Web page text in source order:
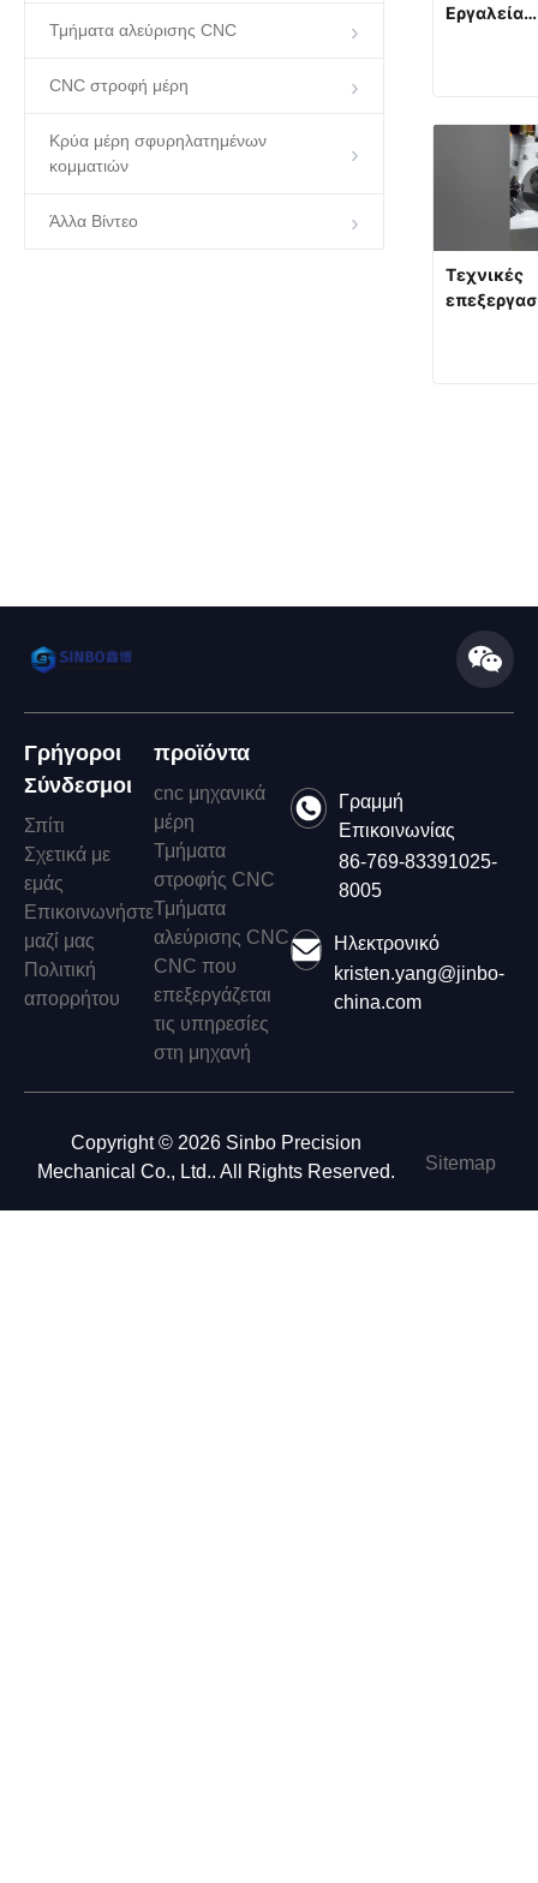
Τμήματα αλεύρισης CNC
CNC στροφή μέρη
Κρύα μέρη σφυρηλατημένων
κομματιών
Άλλα Βίντεο
Εργαλεία
Τεχνικές
Γρήγοροι
Σύνδεσμοι
Σπίτι
Σχετικά με
εμάς
Επικοινωνήστε
μαζί μας
Πολιτική
απορρήτου
προϊόντα
cnc μηχανικά
μέρη
Τμήματα
στροφής CNC
Τμήματα
αλεύρισης CNC
CNC που
επεξεργάζεται
τις υπηρεσίες
στη μηχανή
Γραμμή
Επικοινωνίας
86-769-83391025-
8005
Ηλεκτρονικό
kristen.yang@jinbo-
china.com
Copyright © 2026 Sinbo Precision
Mechanical Co., Ltd.. All Rights Reserved.
Sitemap